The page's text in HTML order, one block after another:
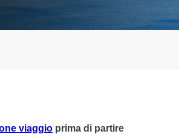
viaggioprima di partire